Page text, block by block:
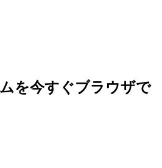
を今すぐブラウザで